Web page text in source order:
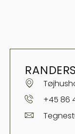
+45 86